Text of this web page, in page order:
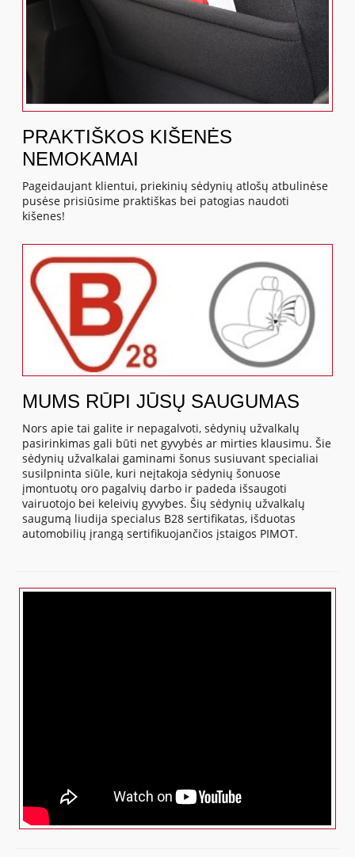
PRAKTIŠKOS KIŠENĖS
NEMOKAMAI
Pageidaujant klientui, priekinių sėdynių atlošų atbulinėse
pusėse prisiūsime praktiškas bei patogias naudoti
kišenes!
MUMS RŪPI JŪSŲ SAUGUMAS
Nors apie tai galite ir nepagalvoti, sėdynių užvalkalų
pasirinkimas gali būti net gyvybės ar mirties klausimu. Šie
sėdynių užvalkalai gaminami šonus susiuvant specialiai
susilpninta siūle, kuri neįtakoja sėdynių šonuose
įmontuotų oro pagalvių darbo ir padeda išsaugoti
vairuotojo bei keleivių gyvybes. Šių sėdynių užvalkalų
saugumą liudija specialus B28 sertifikatas, išduotas
automobilių įrangą sertifikuojančios įstaigos PIMOT.